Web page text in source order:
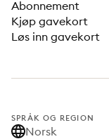
Abonnement
Kjøp gavekort
Løs inn gavekort
SPRÅK OG REGION
Norsk